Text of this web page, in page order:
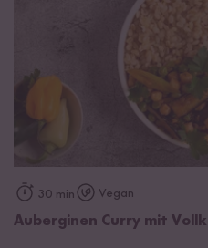
30 min Vegan
Auberginen Curry mit